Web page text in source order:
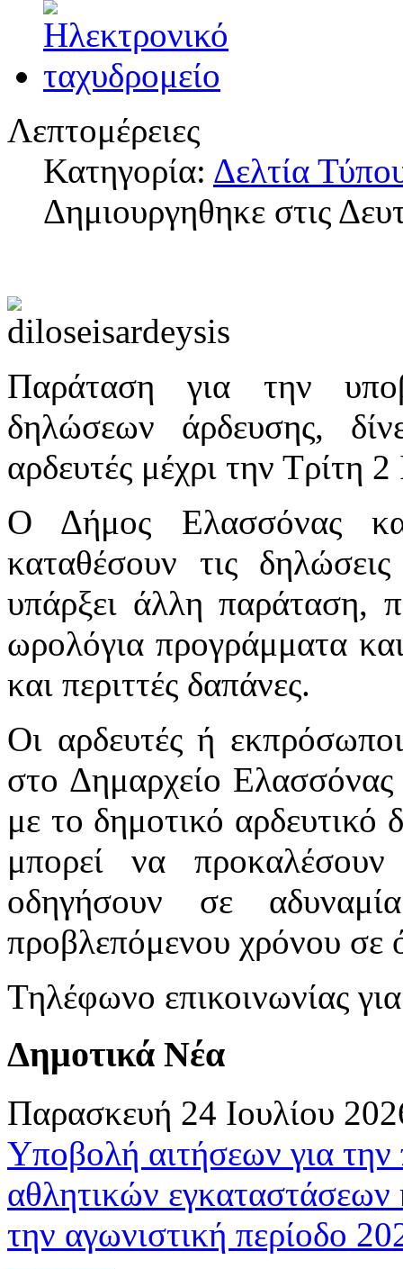
Λεπτομέρειες
Κατηγορία: Δελτία
Δημιουργηθηκε στις
Παράταση για την
δηλώσεων άρδευσης,
αρδευτές μέχρι την Τρίτη
Ο Δήμος Ελασσόνας
καταθέσουν τις
υπάρξει άλλη παράταση,
ωρολόγια προγράμματα
και περιττές δαπάνες.
Οι αρδευτές ή
στο Δημαρχείο
με το δημοτικό αρδευτικό
μπορεί να
οδηγήσουν σε
προβλεπόμενου χρόνου σε
Τηλέφωνο επικοινωνίας
Δημοτικά Νέα
Παρασκευή 24 Ιουλίου
Υποβολή αιτήσεων για
αθλητικών
την αγωνιστική περίοδο